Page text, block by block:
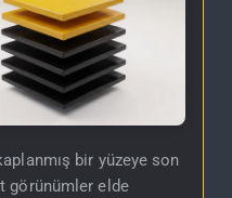
bir yüzeye son
görünümler elde